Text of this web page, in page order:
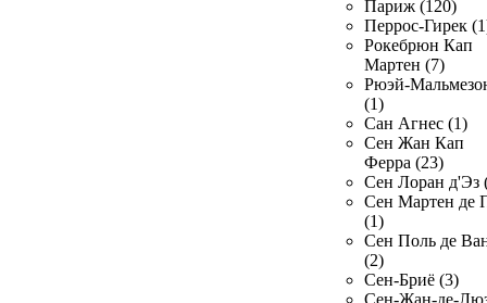
Париж (120)
Перрос-Гирек
Рокебрюн Кап
Мартен (7)
Рюэй-
(1)
Сан Агнес (1)
Сен Жан Кап
Ферра (23)
Сен Лоран д'Эз
Сен Мартен де
(1)
Сен Поль де
(2)
Сен-Бриё (3)
Сен-Жан-де-